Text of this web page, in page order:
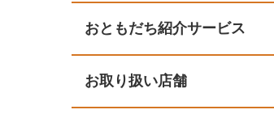
おともだち紹介サービス
お取り扱い店舗